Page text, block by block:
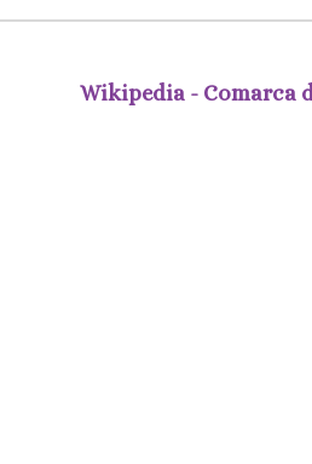
Wikipedia - Comarca